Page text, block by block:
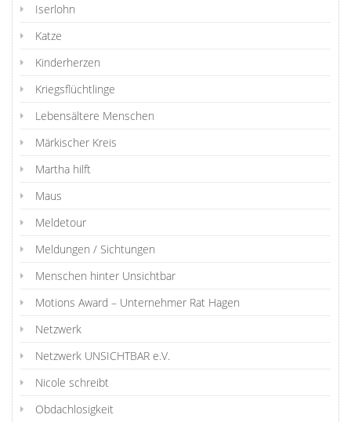
Iserlohn
Katze
Kinderherzen
Kriegsflüchtlinge
Lebensältere Menschen
Märkischer Kreis
Martha hilft
Maus
Meldetour
Meldungen / Sichtungen
Menschen hinter Unsichtbar
Motions Award – Unternehmer Rat Hagen
Netzwerk
Netzwerk UNSICHTBAR e.V.
Nicole schreibt
Obdachlosigkeit